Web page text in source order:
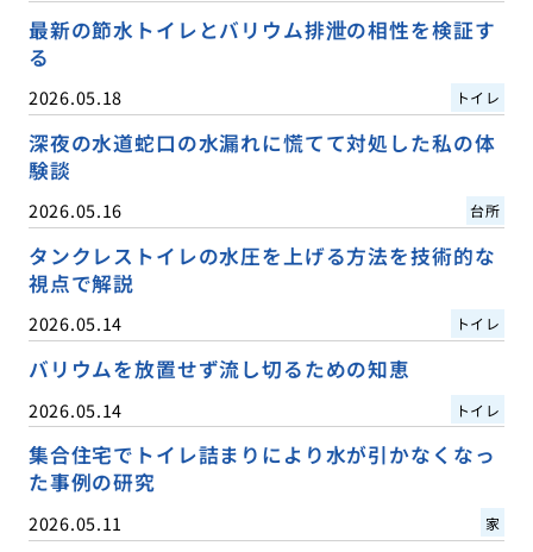
最新の節水トイレとバリウム排泄の相性を検証す
る
2026.05.18 トイレ
深夜の水道蛇口の水漏れに慌てて対処した私の体
験談
2026.05.16 台所
タンクレストイレの水圧を上げる方法を技術的な
視点で解説
2026.05.14 トイレ
バリウムを放置せず流し切るための知恵
2026.05.14 トイレ
集合住宅でトイレ詰まりにより水が引かなくなっ
た事例の研究
2026.05.11 家